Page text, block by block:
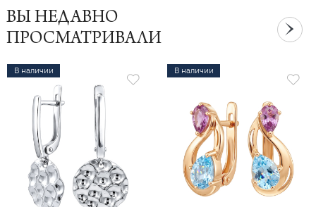
ВЫ НЕДАВНО
ПРОСМАТРИВАЛИ
В наличии В наличии